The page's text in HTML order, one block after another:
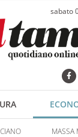
sabato
MASSA